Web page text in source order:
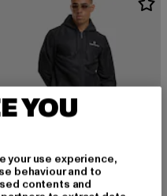
YOU
your use experience,
behaviour and to
contents and